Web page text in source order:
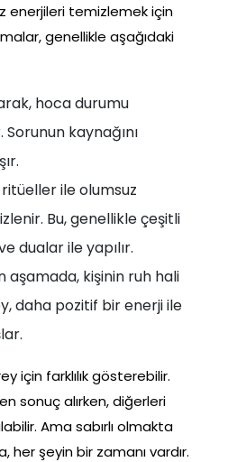
enerjileri temizlemek için
genellikle aşağıdaki
hoca durumu
kaynağını
ile olumsuz
Bu, genellikle çeşitli
dualar ile yapılır.
aşamada, kişinin ruh hali
daha pozitif bir enerji ile
için farklılık gösterebilir.
sonuç alırken, diğerleri
Ama sabırlı olmakta
her şeyin bir zamanı vardır.